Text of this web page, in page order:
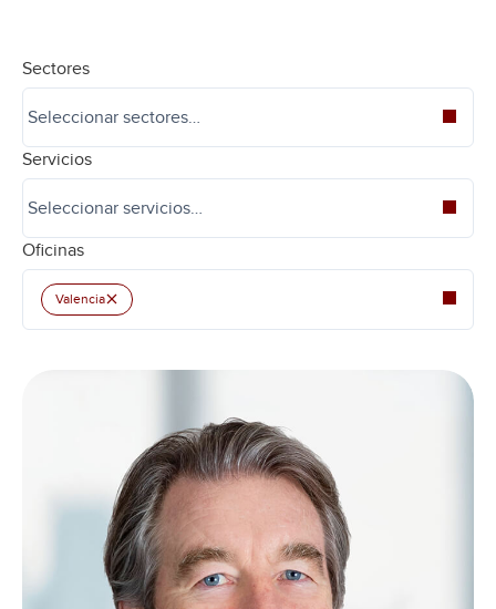
Sectores
Servicios
Oficinas
Valencia×